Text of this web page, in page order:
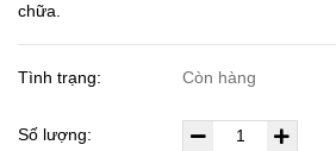
chữa.
Tình trạng: Còn hàng
Số lượng: